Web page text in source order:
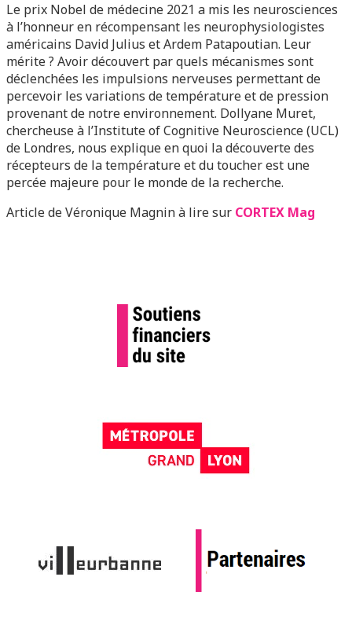
Le prix Nobel de médecine 2021 a mis les neurosciences
à l’honneur en récompensant les neurophysiologistes
américains David Julius et Ardem Patapoutian. Leur
mérite ? Avoir découvert par quels mécanismes sont
déclenchées les impulsions nerveuses permettant de
percevoir les variations de température et de pression
provenant de notre environnement. Dollyane Muret,
chercheuse à l’Institute of Cognitive Neuroscience (UCL)
de Londres, nous explique en quoi la découverte des
récepteurs de la température et du toucher est une
percée majeure pour le monde de la recherche.
Article de Véronique Magnin à lire sur CORTEX Mag